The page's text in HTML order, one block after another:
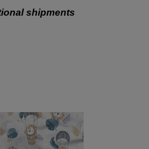
shipments